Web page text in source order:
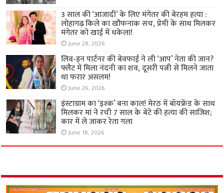
3 साल की ‘आजादी’ के लिए मंगेतर की बेरहम हत्या :
लोहागढ़ किले का खौफनाक सच, प्रेमी के साथ मिलकर
मंगेतर को खाई में धकेला!
June 28, 2026
लिव-इन पार्टनर की बेवफाई ने ली ‘आप’ नेता की जान?
फ्लैट में मिला नंदनी का शव, दूसरी पत्नी से मिलने जाता
था फरार असलम!
June 26, 2026
इंस्टाग्राम का ‘इश्क’ बना काल! मेरठ में बॉयफ्रेंड के साथ
मिलकर मां ने रची 7 साल के बेटे की हत्या की साजिश;
कार में ले जाकर रेता गला
June 18, 2026